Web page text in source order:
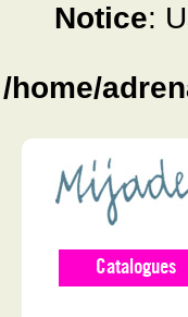
Notice:
/home/
Catalogues